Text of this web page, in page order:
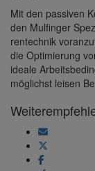
Mit den passiven
den Mulfinger
ren­technik
die Opti­mie­rung
ideale
möglichst leisen